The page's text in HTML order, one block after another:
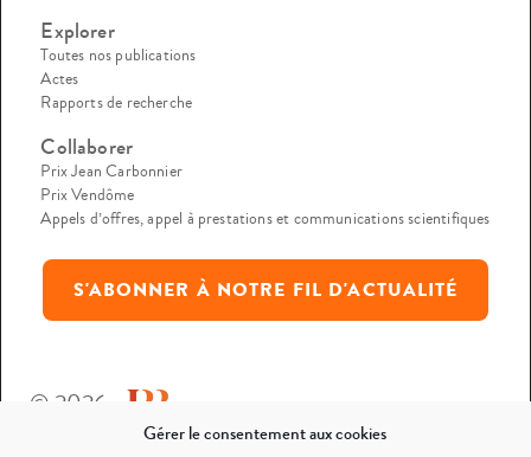
Gérer le consentement aux cookies
Explorer
Toutes nos publications
Actes
Rapports de recherche
Collaborer
Prix Jean Carbonnier
Prix Vendôme
Appels d’offres, appel à prestations et communications scientifiques
S'ABONNER À NOTRE FIL D'ACTUALITÉ
© 2026